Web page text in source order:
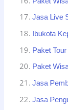
Jasa Live
Ibukota
Paket
Paket
Jasa
Jasa